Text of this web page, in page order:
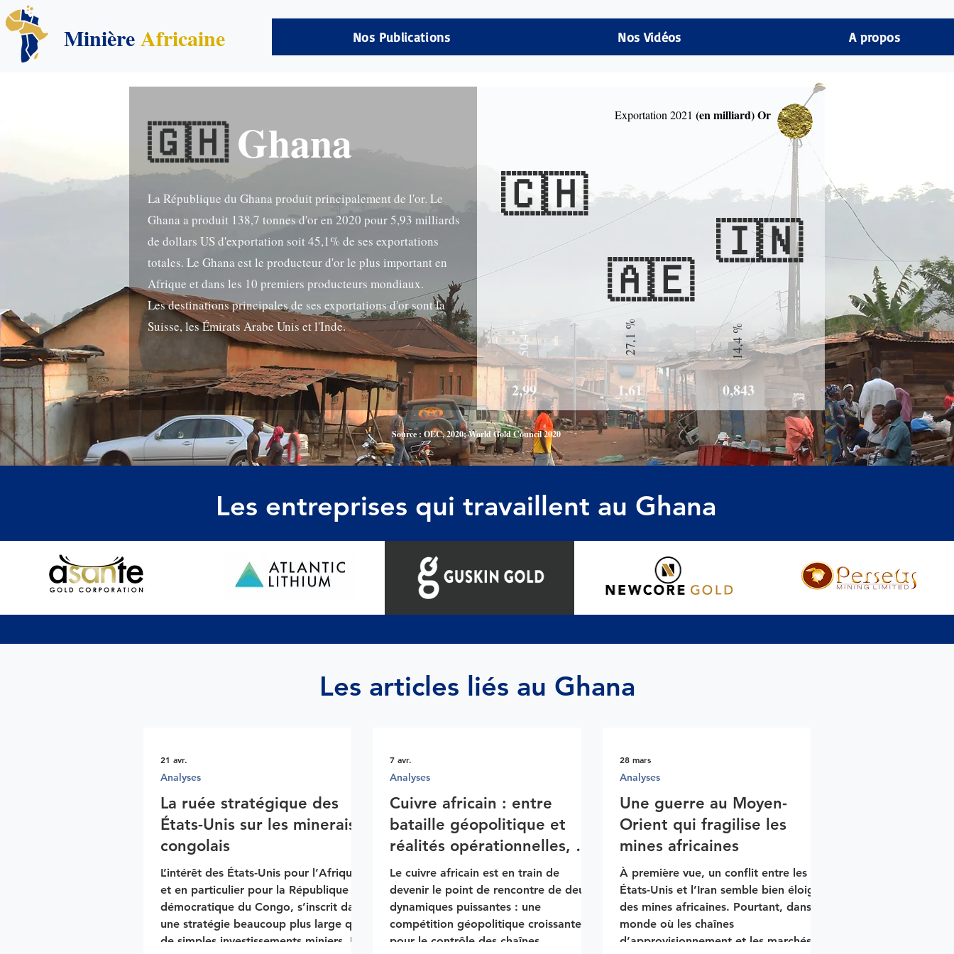
MinièreAfricaine Nos Publications Nos Vidéos A propos
🇬🇭Ghana
La République du Ghana produit principalement de l'or. Le
Ghana a produit 138,7 tonnes d'or en 2020 pour 5,93 milliards
de dollars US d'exportation soit 45,1% de ses exportations
totales. Le Ghana est le producteur d'or le plus important en
Afrique et dans les 10 premiers producteurs mondiaux.
Les destinations principales de ses exportations d'or sont la
Suisse, les Émirats Arabe Unis et l'Inde.
Exportation 2021 (en milliard)Or
🇨🇭
50,4 %
2,99
🇦🇪
27,1 %
1,61
🇮🇳
14,4 %
0,843
Source : OEC, 2020; World Gold Council 2020
Les entreprises qui travaillent au Ghana
Les articles liés au Ghana
La ruée stratégique des
États-Unis sur les minerais
congolais
L’intérêt des États-Unis pour l’Afrique,
et en particulier pour la République
démocratique du Congo, s’inscrit dans
une stratégie beaucoup plus large que
de simples investissements miniers. Il
Analyses
21 avr.
Cuivre africain : entre
bataille géopolitique et
réalités opérationnelles, un
marché sous tension
Le cuivre africain est en train de
devenir le point de rencontre de deux
dynamiques puissantes : une
compétition géopolitique croissante
pour le contrôle des chaînes
Analyses
7 avr.
Une guerre au Moyen-
Orient qui fragilise les
mines africaines
À première vue, un conflit entre les
États-Unis et l’Iran semble bien éloigné
des mines africaines. Pourtant, dans un
monde où les chaînes
d’approvisionnement et les marchés
Analyses
28 mars